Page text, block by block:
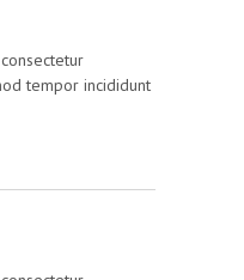
tempor incididunt